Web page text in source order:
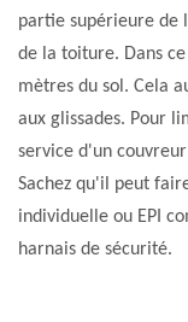
partie supérieure de
de la toiture. Dans
mètres du sol. Cela
aux glissades. Pour
service d'un
Sachez qu'il peut
individuelle ou EPI
harnais de sécurité.